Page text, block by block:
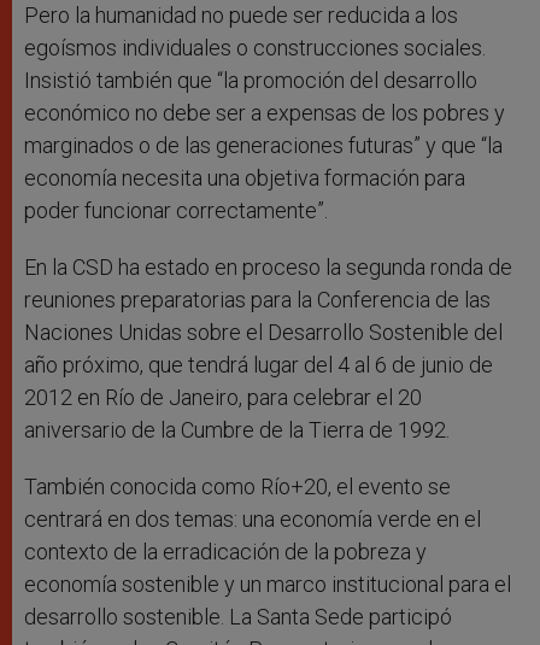
Pero la humanidad no puede ser reducida a los
egoísmos individuales o construcciones sociales.
Insistió también que “la promoción del desarrollo
económico no debe ser a expensas de los pobres y
marginados o de las generaciones futuras” y que “la
economía necesita una objetiva formación para
poder funcionar correctamente”.
En la CSD ha estado en proceso la segunda ronda de
reuniones preparatorias para la Conferencia de las
Naciones Unidas sobre el Desarrollo Sostenible del
año próximo, que tendrá lugar del 4 al 6 de junio de
2012 en Río de Janeiro, para celebrar el 20
aniversario de la Cumbre de la Tierra de 1992.
También conocida como Río+20, el evento se
centrará en dos temas: una economía verde en el
contexto de la erradicación de la pobreza y
economía sostenible y un marco institucional para el
desarrollo sostenible. La Santa Sede participó